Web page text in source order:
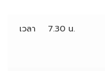
เวลา 7.30 น.